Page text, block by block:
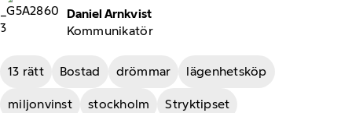
Kommunikatör
Daniel Arnkvist
13 rätt Bostad drömmar lägenhetsköp
miljonvinst stockholm Stryktipset